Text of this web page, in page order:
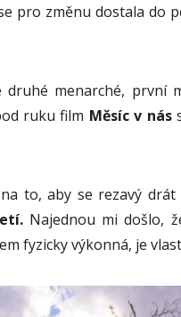
pro změnu dostala do
menarché, první
ruku film Měsíc v nás
to, aby se rezavý drát
Najednou mi došlo,
fyzicky výkonná, je